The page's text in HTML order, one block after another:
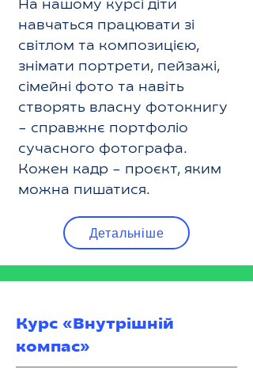
На нашому курсі діти
навчаться працювати зі
світлом та композицією,
знімати портрети, пейзажі,
сімейні фото та навіть
створять власну фотокнигу
– справжнє портфоліо
сучасного фотографа.
Кожен кадр – проєкт, яким
можна пишатися.
Детальніше
Курс «Внутрішній
компас»